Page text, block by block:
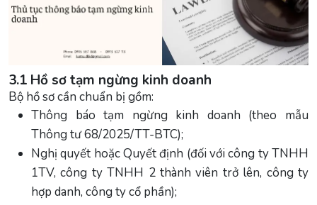
3.1 Hồ sơ tạm ngừng kinh doanh
Bộ hồ sơ cần chuẩn bị gồm:
Thông báo tạm ngừng kinh doanh (theo mẫu
Thông tư 68/2025/TT-BTC);
Nghị quyết hoặc Quyết định (đối với công ty TNHH
1TV, công ty TNHH 2 thành viên trở lên, công ty
hợp danh, công ty cổ phần);